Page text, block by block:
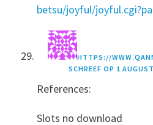
betsu/joyful/
HTTPS://
SCHREEF OP 1
References:
Slots no download